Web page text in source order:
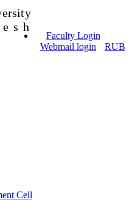
Faculty Login
Webmail login
RUB
Cell